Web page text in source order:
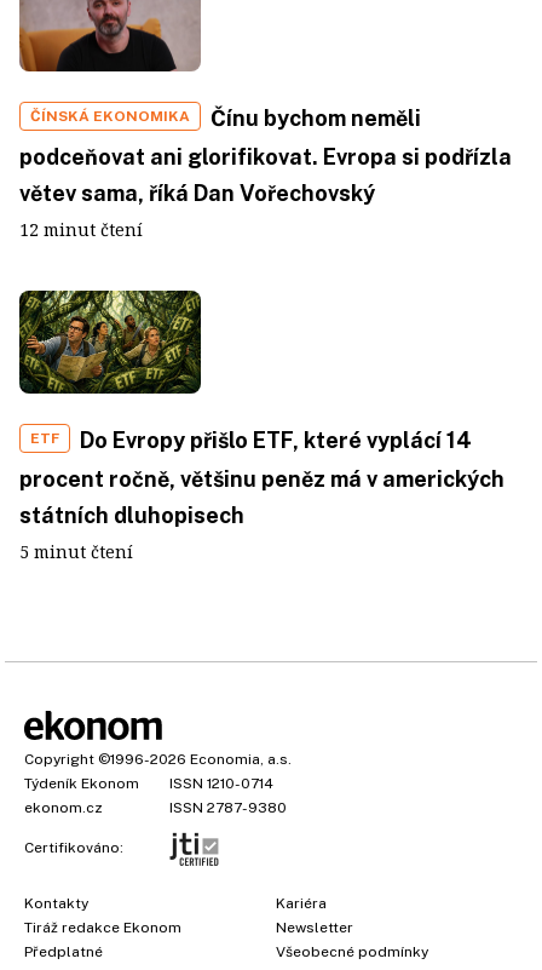
ČÍNSKÁ EKONOMIKA
Čínu bychom neměli
podceňovat ani glorifikovat. Evropa si podřízla
větev sama, říká Dan Vořechovský
12 minut čtení
ETF
Do Evropy přišlo ETF, které vyplácí 14
procent ročně, většinu peněz má v amerických
státních dluhopisech
5 minut čtení
Copyright ©1996-2026 Economia, a.s.
Týdeník Ekonom
ISSN 1210-0714
ekonom.cz
ISSN 2787-9380
Certifikováno:
Kontakty
Tiráž redakce Ekonom
Předplatné
Kariéra
Newsletter
Všeobecné podmínky